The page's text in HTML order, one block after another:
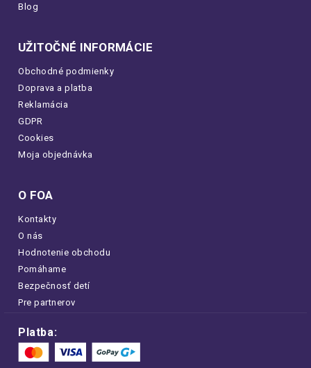
Blog
UŽITOČNÉ INFORMÁCIE
Obchodné podmienky
Doprava a platba
Reklamácia
GDPR
Cookies
Moja objednávka
O FOA
Kontakty
O nás
Hodnotenie obchodu
Pomáhame
Bezpečnosť detí
Pre partnerov
Platba: